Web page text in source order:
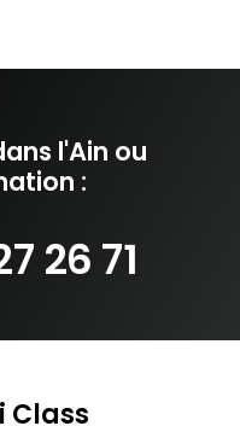
l'Ain ou
:
26 71
Class